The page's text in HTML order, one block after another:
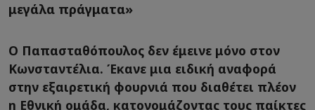
μεγάλα πράγματα»
Ο Παπασταθόπουλος δεν έμεινε μόνο στον
Κωνσταντέλια. Έκανε μια ειδική αναφορά
στην εξαιρετική φουρνιά που διαθέτει πλέον
η Εθνική ομάδα, κατονομάζοντας τους παίκτες